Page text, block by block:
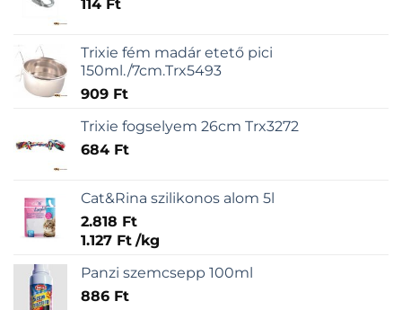
114 Ft
Trixie fém madár etető pici
150ml./7cm.Trx5493
909 Ft
Trixie fogselyem 26cm Trx3272
684 Ft
Cat&Rina szilikonos alom 5l
2.818 Ft
1.127 Ft /kg
Panzi szemcsepp 100ml
886 Ft